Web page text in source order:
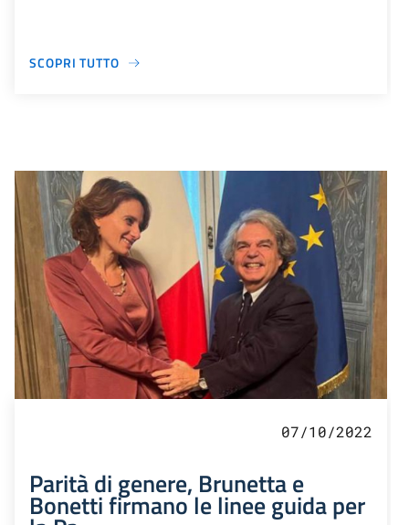
SCOPRI TUTTO
07/10/2022
Parità di genere, Brunetta e
Bonetti firmano le linee guida per